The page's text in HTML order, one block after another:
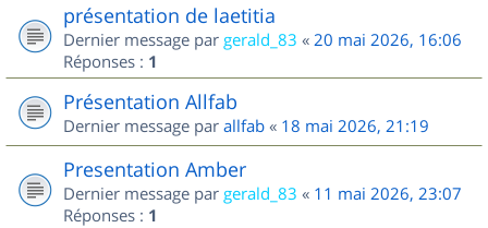
présentation de laetitia
Dernier message par gerald_83 « 20 mai 2026, 16:06
Réponses : 1
Présentation Allfab
Dernier message par allfab « 18 mai 2026, 21:19
Presentation Amber
Dernier message par gerald_83 « 11 mai 2026, 23:07
Réponses : 1